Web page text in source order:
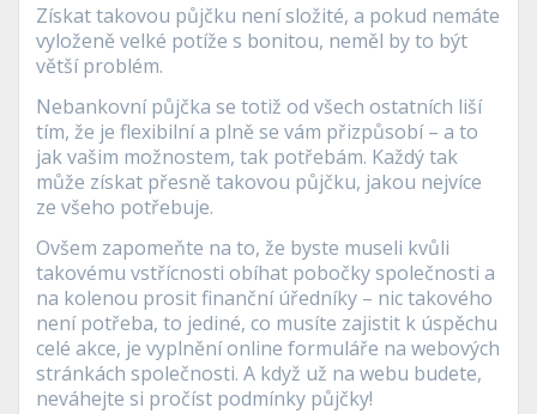
Získat takovou půjčku není složité, a pokud nemáte
vyloženě velké potíže s bonitou, neměl by to být
větší problém.
Nebankovní půjčka se totiž od všech ostatních liší
tím, že je flexibilní a plně se vám přizpůsobí – a to
jak vašim možnostem, tak potřebám. Každý tak
může získat přesně takovou půjčku, jakou nejvíce
ze všeho potřebuje.
Ovšem zapomeňte na to, že byste museli kvůli
takovému vstřícnosti obíhat pobočky společnosti a
na kolenou prosit finanční úředníky – nic takového
není potřeba, to jediné, co musíte zajistit k úspěchu
celé akce, je vyplnění online formuláře na webových
stránkách společnosti. A když už na webu budete,
neváhejte si pročíst podmínky půjčky!